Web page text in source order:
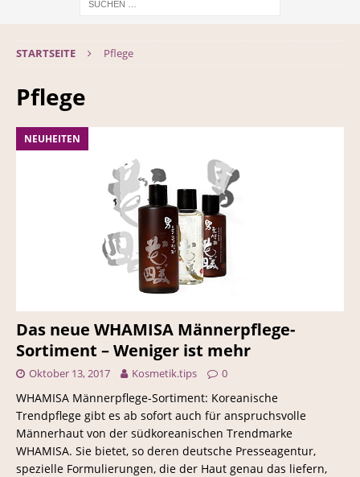
STARTSEITE Pflege
Pflege
NEUHEITEN
Das neue WHAMISA Männerpflege-
Sortiment – Weniger ist mehr
Oktober 13, 2017 Kosmetik.tips 0
WHAMISA Männerpflege-Sortiment: Koreanische
Trendpflege gibt es ab sofort auch für anspruchsvolle
Männerhaut von der südkoreanischen Trendmarke
WHAMISA. Sie bietet, so deren deutsche Presseagentur,
spezielle Formulierungen, die der Haut genau das liefern,